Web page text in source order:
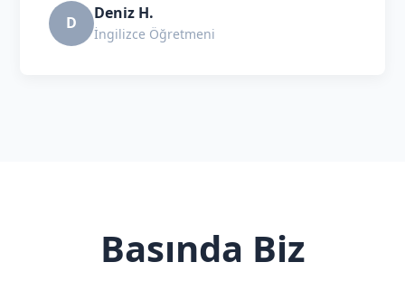
D Deniz H.
İngilizce Öğretmeni
Basında Biz